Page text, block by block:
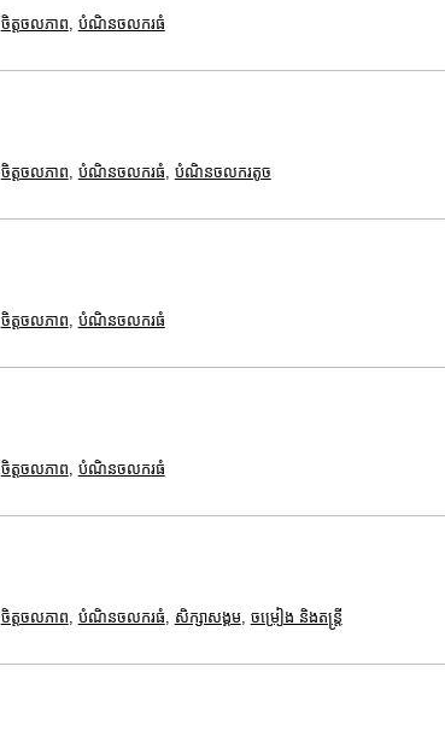
ចិត្តចលភាព បំណិនចលករធំ
ចិត្តចលភាព បំណិនចលករធំ បំណិនចលករតូច
ចិត្តចលភាព បំណិនចលករធំ
ចិត្តចលភាព បំណិនចលករធំ
ចិត្តចលភាព បំណិនចលករធំ សិក្សាសង្គម, ចម្រៀង និងតន្ត្រី